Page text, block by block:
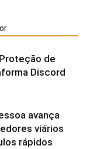
de
Discord
avança
viários
rápidos